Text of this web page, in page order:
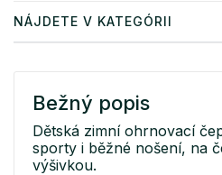
NÁJDETE V KATEGÓRII
Bežný popis
Dětská zimní ohrnovací
sporty i běžné nošení, na
výšivkou.